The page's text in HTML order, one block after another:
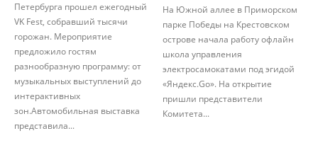
Петербурга прошел ежегодный
VK Fest, собравший тысячи
горожан. Мероприятие
предложило гостям
разнообразную программу: от
музыкальных выступлений до
интерактивных
зон.Автомобильная выставка
представила...
На Южной аллее в Приморском
парке Победы на Крестовском
острове начала работу офлайн
школа управления
электросамокатами под эгидой
«Яндекс.Go». На открытие
пришли представители
Комитета...